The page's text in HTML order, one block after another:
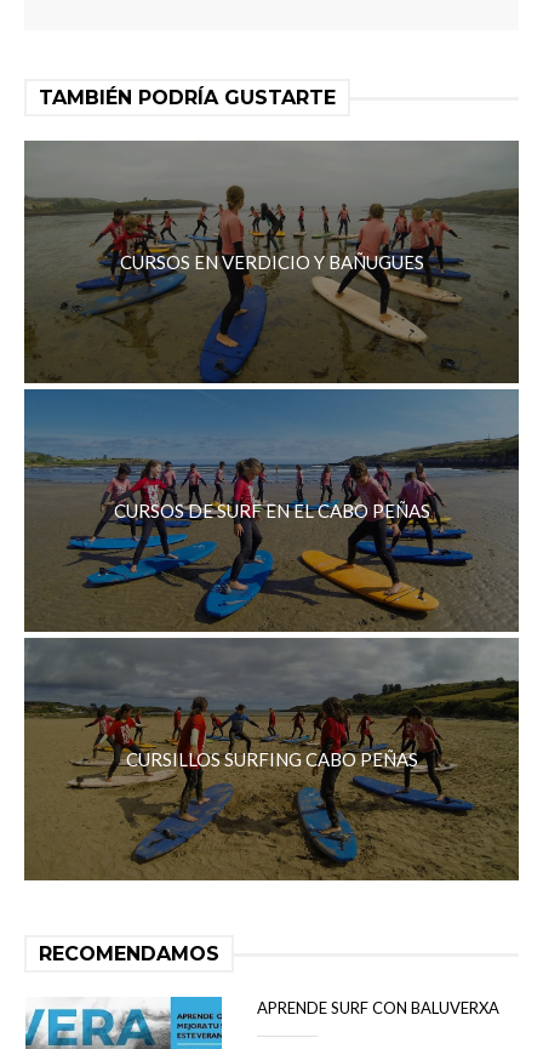
TAMBIÉN PODRÍA GUSTARTE
CURSOS EN VERDICIO Y BAÑUGUES
CURSOS DE SURF EN EL CABO PEÑAS
CURSILLOS SURFING CABO PEÑAS
RECOMENDAMOS
APRENDE SURF CON BALUVERXA